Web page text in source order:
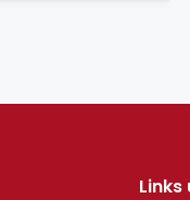
Links